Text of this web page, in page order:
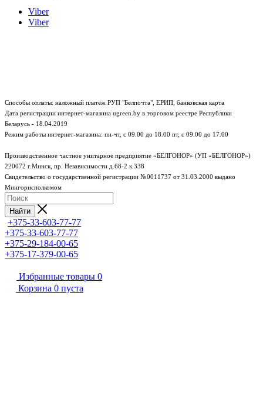
Viber
Viber
Способы оплаты: наложный платёж РУП "Белпочта", ЕРИП, банковская карта
Дата регистрации интернет-магазина ugreen.by в торговом реестре Республики
Беларусь - 18.04.2019
Режим работы интернет-магазина: пн-чт, с 09.00 до 18.00 пт, с 09.00 до 17.00
Производственное частное унитарное предприятие «БЕЛГОНОР» (УП «БЕЛГОНОР»)
220072 г.Минск, пр. Независимости д.68-2 к.338
Свидетельство о государственной регистрации №0011737 от 31.03.2000 выдано
Мингорисполкомом
Найти
+375-33-603-77-77
+375-33-603-77-77
+375-29-184-00-65
+375-17-379-00-65
Избранные товары 0
Корзина 0 пуста